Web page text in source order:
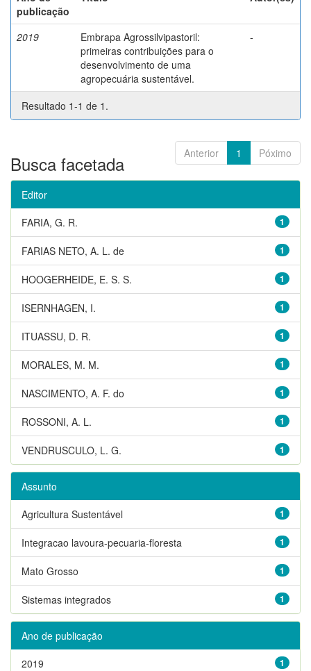
publicação
2019
Embrapa Agrossilvipastoril:
primeiras contribuições para o
desenvolvimento de uma
agropecuária sustentável.
-
Resultado 1-1 de 1.
Anterior 1 Póximo
Busca facetada
Editor
1
FARIA, G. R.
1
FARIAS NETO, A. L. de
1
HOOGERHEIDE, E. S. S.
1
ISERNHAGEN, I.
1
ITUASSU, D. R.
1
MORALES, M. M.
1
NASCIMENTO, A. F. do
1
ROSSONI, A. L.
1
VENDRUSCULO, L. G.
Assunto
1
Agricultura Sustentável
1
Integracao lavoura-pecuaria-floresta
1
Mato Grosso
1
Sistemas integrados
Ano de publicação
1
2019